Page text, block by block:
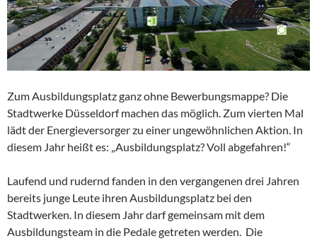
Zum Ausbildungsplatz ganz ohne Bewerbungsmappe? Die
Stadtwerke Düsseldorf machen das möglich. Zum vierten Mal
lädt der Energieversorger zu einer ungewöhnlichen Aktion. In
diesem Jahr heißt es: „Ausbildungsplatz? Voll abgefahren!“
Laufend und rudernd fanden in den vergangenen drei Jahren
bereits junge Leute ihren Ausbildungsplatz bei den
Stadtwerken. In diesem Jahr darf gemeinsam mit dem
Ausbildungsteam in die Pedale getreten werden. Die